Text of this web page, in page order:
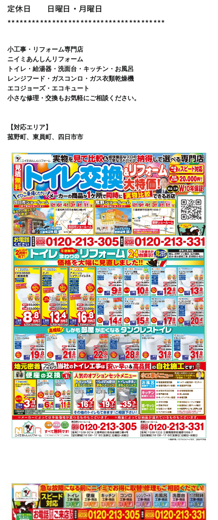
定休日 日曜日・月曜日
***************************************
小工事・リフォーム専門店
ニイミあんしんリフォーム
トイレ・給湯器・洗面台・キッチン・お風呂
レンジフード・ガスコンロ・ガス衣類乾燥機
エコジョーズ・エコキュート
小さな修理・交換もお気軽にご相談ください。
【対応エリア】
菰野町、東員町、四日市市